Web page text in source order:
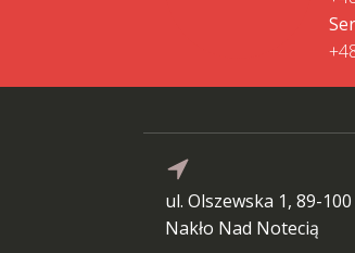
ul. Olszewska 1, 89-100
Nakło Nad Notecią